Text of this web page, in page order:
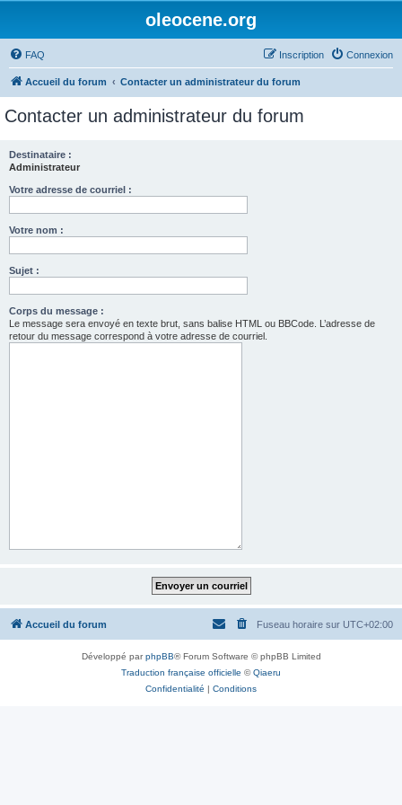
oleocene.org
FAQ Connexion
Inscription
Accueil du forum Contacter un administrateur du forum
Contacter un administrateur du forum
Destinataire :
Administrateur
Votre adresse de courriel :
Votre nom :
Sujet :
Corps du message :
Le message sera envoyé en texte brut, sans balise HTML ou BBCode. L’adresse de
retour du message correspond à votre adresse de courriel.
Accueil du forum Fuseau horaire sur UTC+02:00
Développé parphpBB® Forum Software © phpBB Limited
Traduction française officielle ©Qiaeru
Confidentialité | Conditions